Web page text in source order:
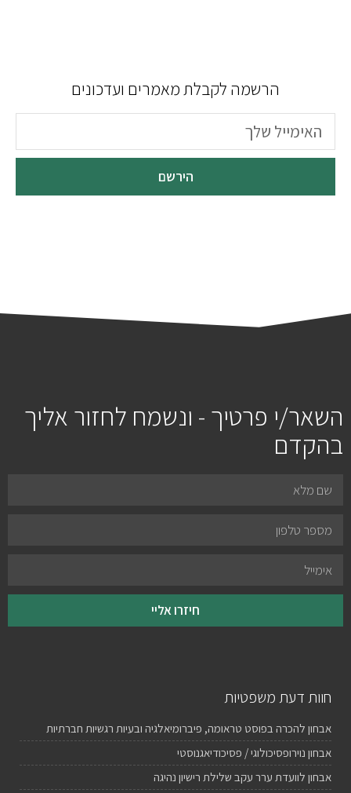
הרשמה לקבלת מאמרים ועדכונים
הירשם
השאר/י פרטיך - ונשמח לחזור אליך
בהקדם
חיזרו אליי
חוות דעת משפטיות
אבחון להכרה בפוסט טראומה, פיברומיאלגיה ובעיות רגשיות חברתיות
אבחון נוירופסיכולוגי / פסיכודיאגנוסטי
אבחון לוועדת ערר עקב שלילת רישיון נהיגה